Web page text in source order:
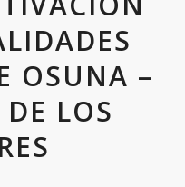
OSUNA –
LOS